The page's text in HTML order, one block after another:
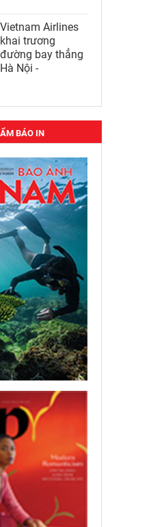
Vietnam Airlines
khai trương
đường bay thẳng
Hà Nội -
BÁO IN